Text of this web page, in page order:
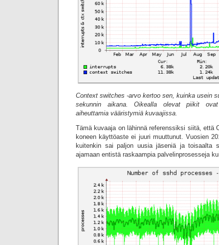
Context switches -arvo kertoo sen, kuinka usein
sekunnin aikana. Oikealla olevat piikit ovat
aiheuttamia vääristymiä kuvaajissa.
Tämä kuvaaja on lähinnä referenssiksi siitä, että
koneen käyttöaste ei juuri muuttunut. Vuosien
kuitenkin sai paljon uusia jäseniä ja toisaalta
ajamaan entistä raskaampia palvelinprosesseja